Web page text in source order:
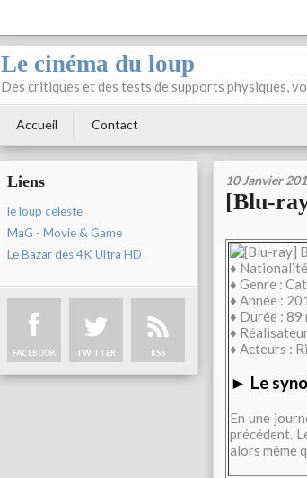
Le cinéma du loup
Des critiques et des tests de supports physiques,
Accueil Contact
Liens
le loup celeste
MaG - Movie & Game
Le Bazar des 4K Ultra HD
FACEBOOK TWITTER RSS
10 Janvier
[Blu-
♦
♦ Genre :
♦ Année :
♦ Durée : 89
♦
♦ Acteurs :
► Le
En une
précédent.
alors même